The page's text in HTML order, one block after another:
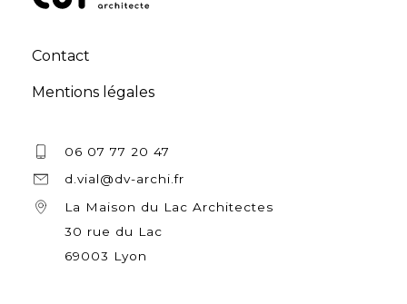
Contact
Mentions légales
06 07 77 20 47
d.vial@dv-archi.fr
La Maison du Lac Architectes
30 rue du Lac
69003 Lyon